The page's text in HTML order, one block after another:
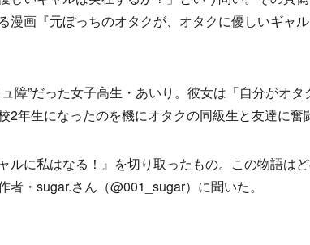
漫画『元ぼっちのオタクが、オタクに優しいギャ
障”だった女子高生・あいり。彼女は「自分がオタ
2年生になったのを機にオタクの同級生と友達に奮
ルに私はなる！』を切り取ったもの。この物語は
・sugar.さん（@001_sugar）に聞いた。